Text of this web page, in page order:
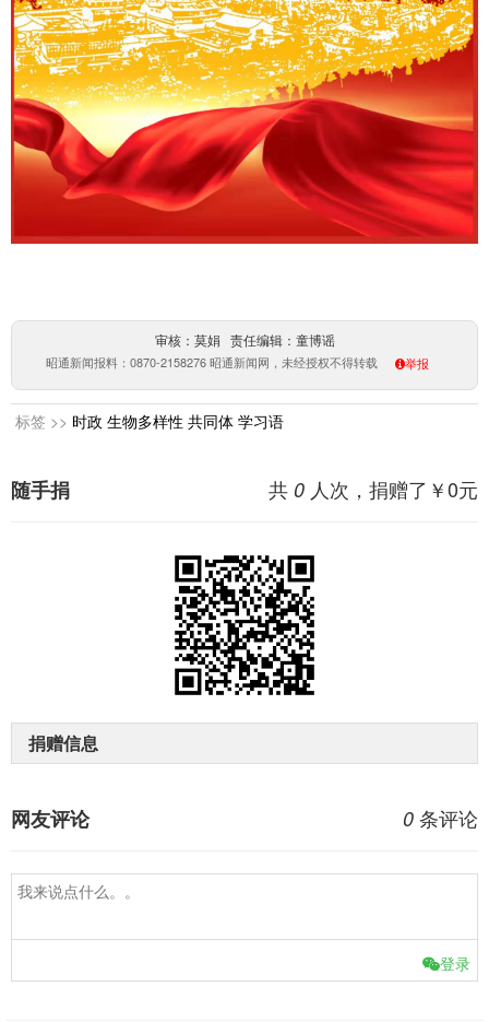
审核：莫娟 责任编辑：童博谣
昭通新闻报料：0870-2158276 昭通新闻网，未经授权不得转载 举报
标签 >> 时政 生物多样性 共同体 学习语
共 0 人次，捐赠了￥0元
随手捐
捐赠信息
0 条评论
网友评论
登录